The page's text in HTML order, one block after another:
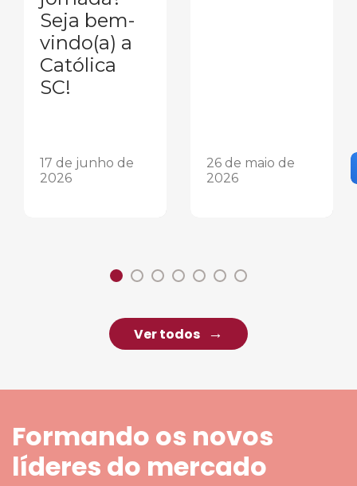
Seja bem-
vindo(a) a
Católica
SC!
17 de junho de
2026
26 de maio de
2026
Ver todos
Formando os novos
líderes do mercado